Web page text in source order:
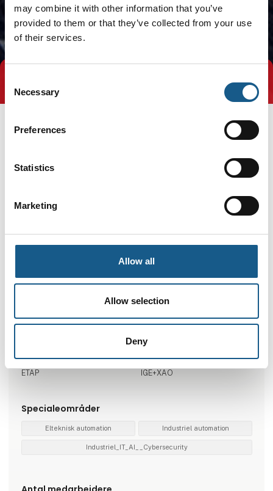
may combine it with other information that you’ve
provided to them or that they’ve collected from your use
of their services.
Selection
Necessary
Preferences
Statistics
Marketing
Allow all
Allow selection
Deny
Gå til hjemmeside
Caneco
SEE Electrical 3D Panel
Repræsenterede virksomheder
ETAP IGE+XAO
Specialeområder
Elteknisk automation Industriel automation
Industriel_IT_AI__Cybersecurity